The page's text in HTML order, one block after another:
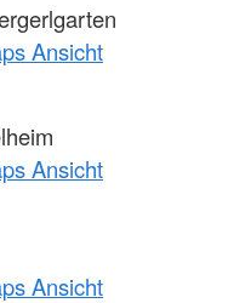
Ansicht
Ansicht
Ansicht